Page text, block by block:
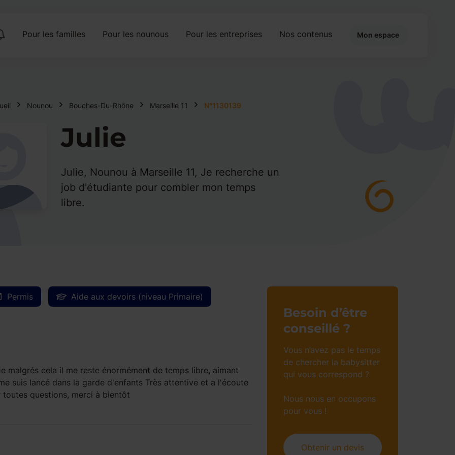
Pour les familles Pour les nounous Pour les entreprises Nos contenus Mon espace
Nounou Bouches-Du-Rhône Marseille 11 N°1130139
Julie
Julie, Nounou à Marseille 11, Je recherche un
job d'étudiante pour combler mon temps
libre.
Permis Aide aux devoirs (niveau Primaire)
malgrés cela il me reste énormément de temps libre, aimant
suis lancé dans la garde d'enfants Très attentive et a l'écoute
questions, merci à bientôt
Besoin d’être
conseillé ?
Vous n’avez pas le temps
de chercher la babysitter
qui vous correspond ?
Nous nous en occupons
pour vous !
Obtenir un devis